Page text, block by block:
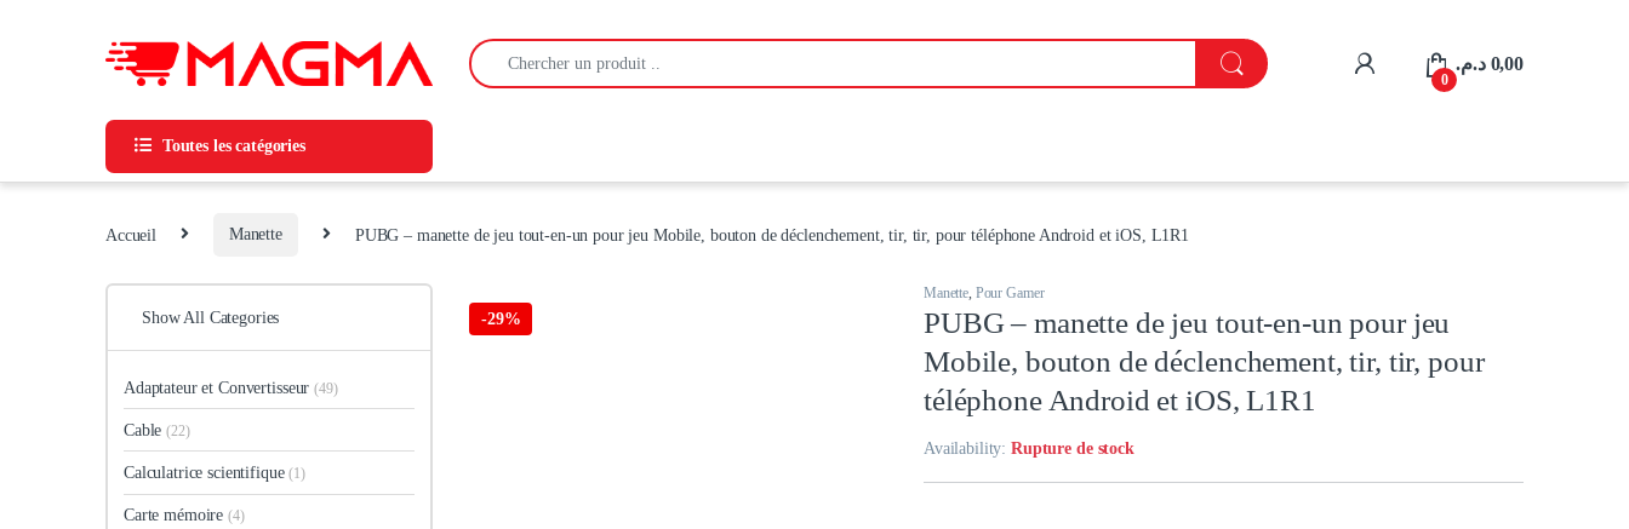
Search for:
My Account
0
0,00 د.م.
Toutes les catégories
Accueil Manette PUBG – manette de jeu tout-en-un pour jeu Mobile, bouton de déclenchement, tir, tir, pour téléphone Android et iOS, L1R1
-29%
Manette, Pour Gamer
PUBG – manette de jeu tout-en-un pour jeu
Mobile, bouton de déclenchement, tir, tir, pour
téléphone Android et iOS, L1R1
Availability:Rupture de stock
Show All Categories
Adaptateur et Convertisseur(49)
Cable(22)
Calculatrice scientifique(1)
Carte mémoire(4)